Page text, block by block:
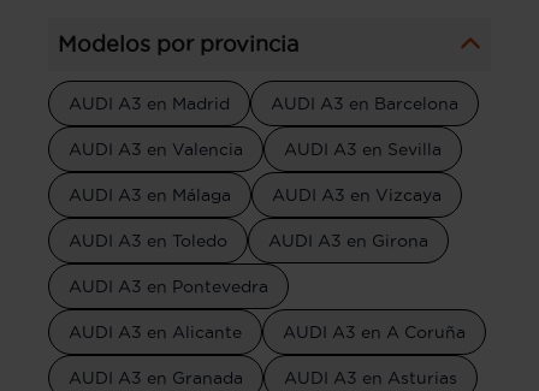
Modelos por provincia
AUDI A3 en Madrid AUDI A3 en Barcelona
AUDI A3 en Valencia AUDI A3 en Sevilla
AUDI A3 en Málaga AUDI A3 en Vizcaya
AUDI A3 en Toledo AUDI A3 en Girona
AUDI A3 en Pontevedra
AUDI A3 en Alicante AUDI A3 en A Coruña
AUDI A3 en Granada AUDI A3 en Asturias